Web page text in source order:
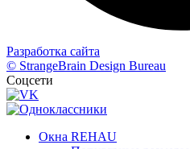
Разработка сайта
© StrangeBrain Design Bureau
Соцсети
Окна REHAU